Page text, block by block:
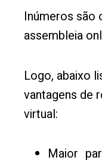
Inúmeros são
assembleia
Logo, abaixo
vantagens de
virtual:
Maior